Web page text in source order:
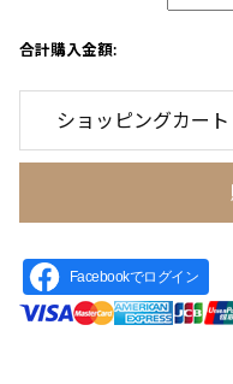
合計購入金額:
ショッピングカート
Facebookでログイン